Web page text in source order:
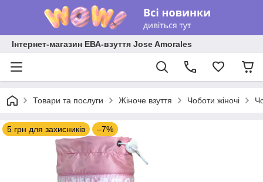
Інтернет-магазин ЕВА-взуття Jose Amorales
Товари та послуги Жіноче взуття Чоботи жіночі
5 грн для захисників –7%